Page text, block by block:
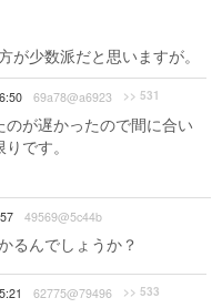
が少数派だと思いますが。
69a78@a6923 >> 531
が遅かったので間に合い
です。
49569@5c44b
るんでしょうか？
62775@79496 >> 533